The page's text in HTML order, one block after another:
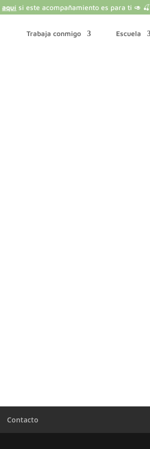
aquí si este acompañamiento es para ti 🥑 🍒
Trabaja conmigo Escuela
Contacto